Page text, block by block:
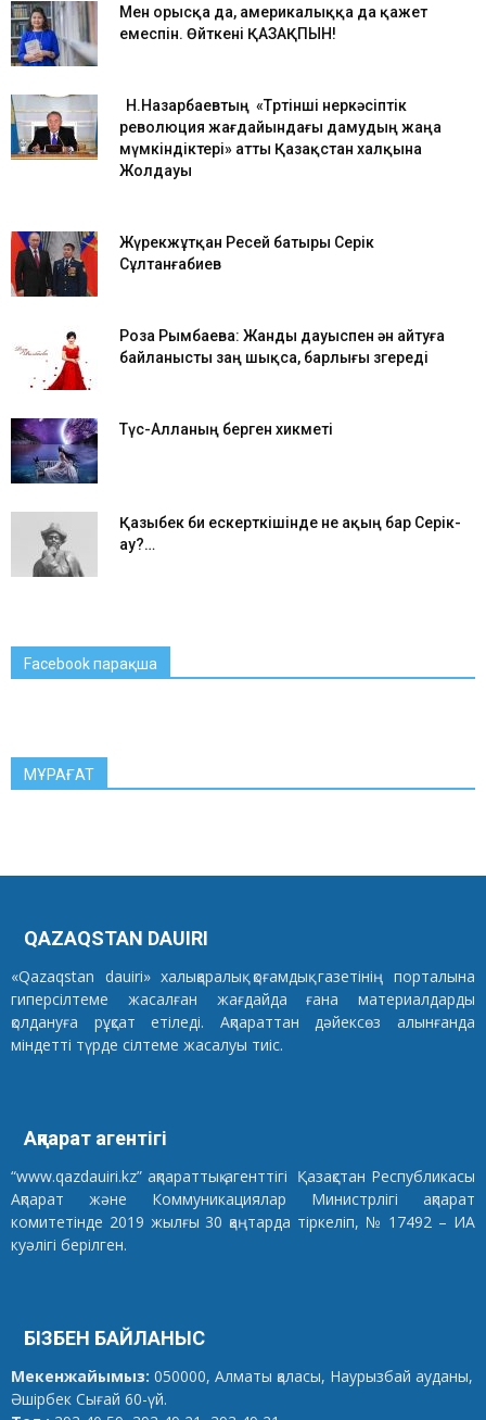
Мен орысқа да, америкалыққа да қажет
емеспін. Өйткені ҚАЗАҚПЫН!
Н.Назарбаевтың «Төртінші өнеркәсіптік
революция жағдайындағы дамудың жаңа
мүмкіндіктері» атты Қазақстан халқына
Жолдауы
Жүрекжұтқан Ресей батыры Серік
Сұлтанғабиев
Роза Рымбаева: Жанды дауыспен ән айтуға
байланысты заң шықса, барлығы өзгереді
Түс-Алланың берген хикметі
Қазыбек би ескерткішінде не ақың бар Серік-
ау?…
Facebook парақша
МҰРАҒАТ
QAZAQSTAN DAUIRI
«Qazaqstan dauiri» халықаралық қоғамдық газетінің порталына
гиперсілтеме жасалған жағдайда ғана материалдарды
қолдануға рұқсат етіледі. Ақпараттан дәйексөз алынғанда
міндетті түрде сілтеме жасалуы тиіс.
Ақпарат агентігі
“www.qazdauiri.kz” ақпараттық агенттігі Қазақстан Республикасы
Ақпарат және Коммуникациялар Министрлігі ақпарат
комитетінде 2019 жылғы 30 қаңтарда тіркеліп, № 17492 – ИА
куәлігі берілген.
БІЗБЕН БАЙЛАНЫС
Мекенжайымыз: 050000, Алматы қаласы, Наурызбай ауданы,
Әшірбек Сығай 60-үй.